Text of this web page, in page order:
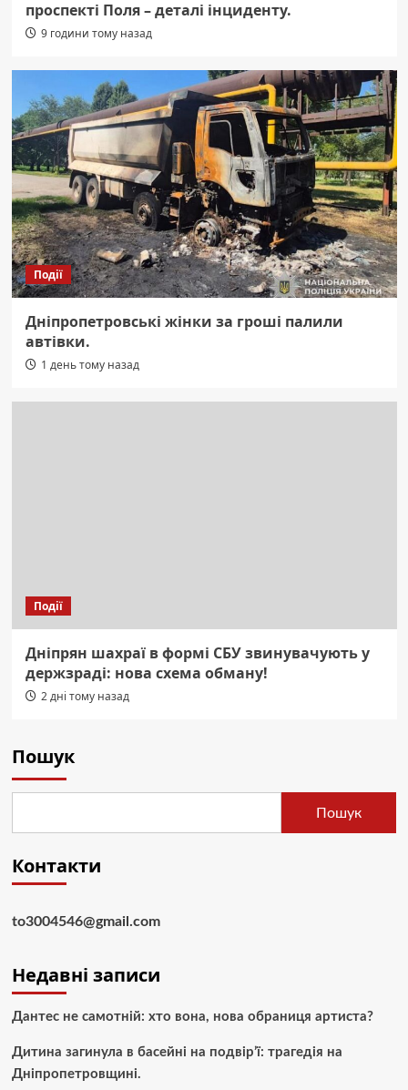
проспекті Поля – деталі інциденту.
9 години тому назад
Події
Дніпропетровські жінки за гроші палили
автівки.
1 день тому назад
Події
Дніпрян шахраї в формі СБУ звинувачують у
держзраді: нова схема обману!
2 дні тому назад
Пошук
Пошук
Контакти
to3004546@gmail.com
Недавні записи
Дантес не самотній: хто вона, нова обраниця артиста?
Дитина загинула в басейні на подвір’ї: трагедія на
Дніпропетровщині.